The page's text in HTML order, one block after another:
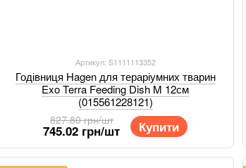
Артикул: S1111113352
Годівниця Hagen для тераріумних тварин
Exo Terra Feeding Dish M 12см
(015561228121)
827.80 грн/шт
745.02 грн/шт Купити